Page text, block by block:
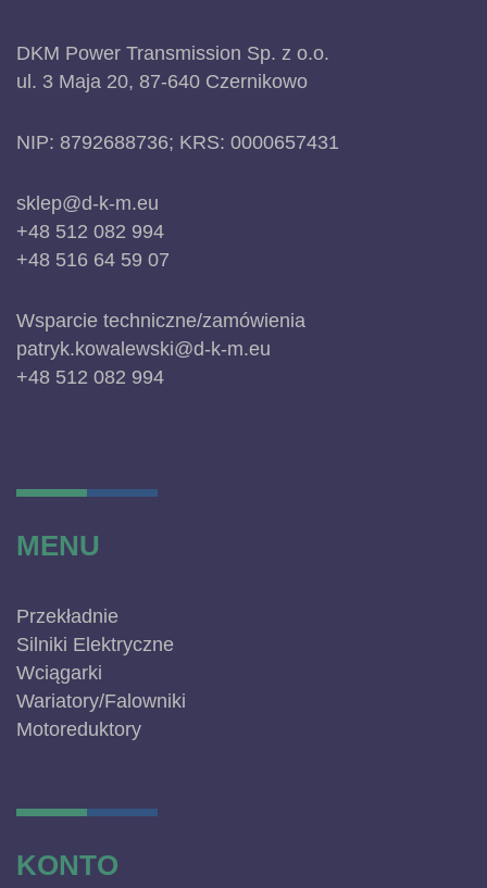
DKM Power Transmission Sp. z o.o.
ul. 3 Maja 20, 87-640 Czernikowo
NIP: 8792688736; KRS: 0000657431
sklep@d-k-m.eu
+48 512 082 994
+48 516 64 59 07
Wsparcie techniczne/zamówienia
patryk.kowalewski@d-k-m.eu
+48 512 082 994
MENU
Przekładnie
Silniki Elektryczne
Wciągarki
Wariatory/Falowniki
Motoreduktory
KONTO